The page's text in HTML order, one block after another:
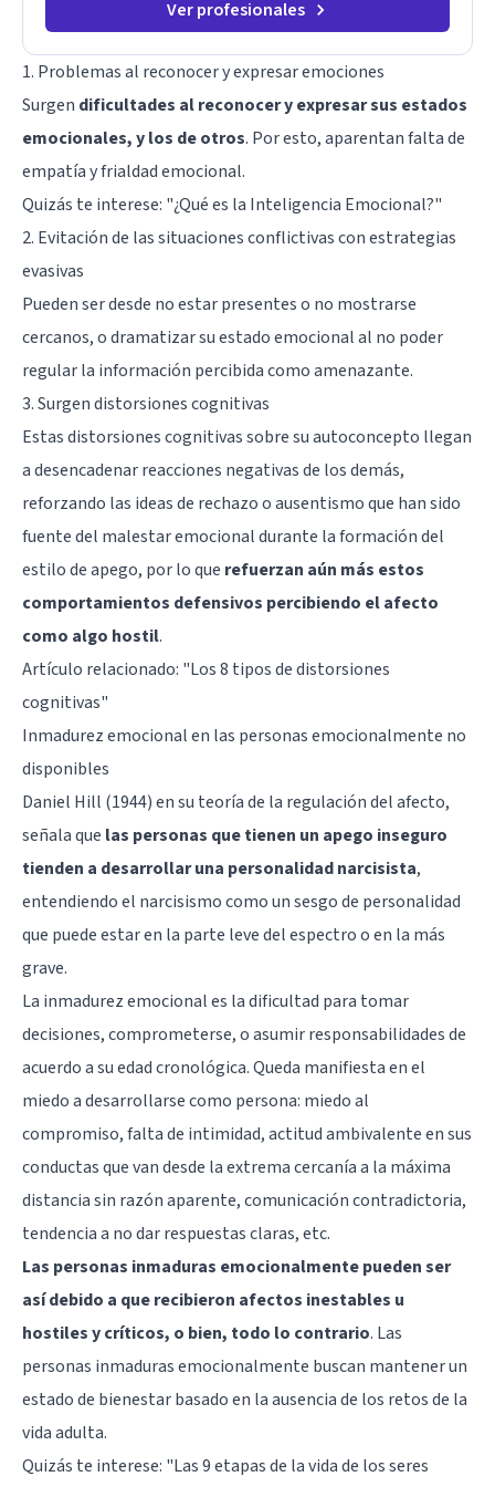
Ver profesionales
1. Problemas al reconocer y expresar emociones
Surgen dificultades al reconocer y expresar sus estados
emocionales, y los de otros. Por esto, aparentan falta de
empatía y frialdad emocional.
Quizás te interese: "¿Qué es la Inteligencia Emocional?"
2. Evitación de las situaciones conflictivas con estrategias
evasivas
Pueden ser desde no estar presentes o no mostrarse
cercanos, o dramatizar su estado emocional al no poder
regular la información percibida como amenazante.
3. Surgen distorsiones cognitivas
Estas distorsiones cognitivas sobre suautoconcepto llegan
a desencadenar reacciones negativas de los demás,
reforzando las ideas de rechazo o ausentismo que han sido
fuente del malestar emocional durante la formación del
estilo de apego, por lo que refuerzan aún más estos
comportamientos defensivos percibiendo el afecto
como algo hostil.
Artículo relacionado: "Los 8 tipos de distorsiones
cognitivas"
Inmadurez emocional en las personas emocionalmente no
disponibles
Daniel Hill (1944) en su teoría de la regulación del afecto,
señala que las personas que tienen un apego inseguro
tienden a desarrollar una personalidad narcisista,
entendiendo el narcisismocomo un sesgo de personalidad
que puede estar en la parte leve del espectro o en la más
grave.
La inmadurez emocional es la dificultad para tomar
decisiones, comprometerse, o asumir responsabilidades de
acuerdo a su edad cronológica. Queda manifiesta en el
miedo a desarrollarse como persona: miedo al
compromiso, falta de intimidad, actitud ambivalente en sus
conductas que van desde la extrema cercanía a la máxima
distancia sin razón aparente, comunicación contradictoria,
tendencia a no dar respuestas claras, etc.
Las personas inmaduras emocionalmente pueden ser
así debido a que recibieron afectos inestables u
hostiles y críticos, o bien, todo lo contrario. Las
personas inmaduras emocionalmente buscan mantener un
estado de bienestar basado en la ausencia de los retos de la
vida adulta.
Quizás te interese: "Las 9 etapas de la vida de los seres